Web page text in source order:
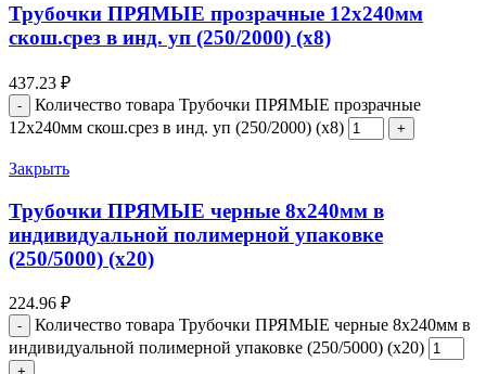
Трубочки ПРЯМЫЕ прозрачные 12х240мм
скош.срез в инд. уп (250/2000) (х8)
437.23 ₽
Количество товара Трубочки ПРЯМЫЕ прозрачные
12х240мм скош.срез в инд. уп (250/2000) (х8)
Закрыть
Трубочки ПРЯМЫЕ черные 8х240мм в
индивидуальной полимерной упаковке
(250/5000) (х20)
224.96 ₽
Количество товара Трубочки ПРЯМЫЕ черные 8х240мм в
индивидуальной полимерной упаковке (250/5000) (х20)